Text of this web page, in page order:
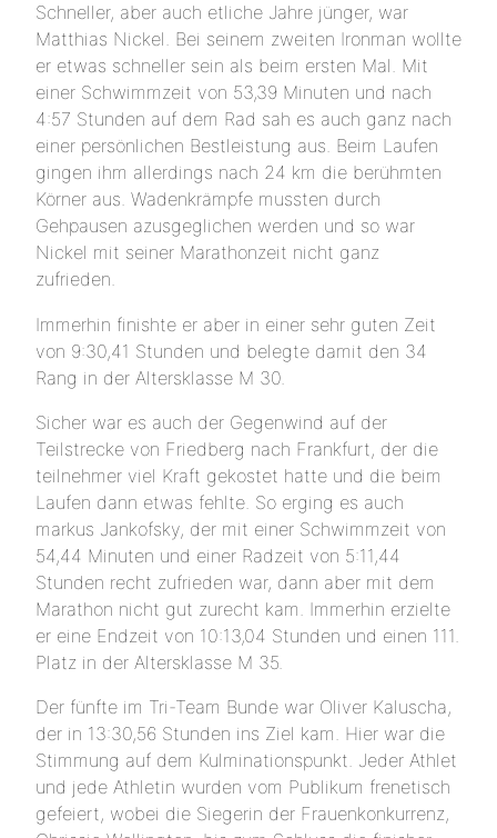
Schneller, aber auch etliche Jahre jünger, war
Matthias Nickel. Bei seinem zweiten Ironman wollte
er etwas schneller sein als beim ersten Mal. Mit
einer Schwimmzeit von 53,39 Minuten und nach
4:57 Stunden auf dem Rad sah es auch ganz nach
einer persönlichen Bestleistung aus. Beim Laufen
gingen ihm allerdings nach 24 km die berühmten
Körner aus. Wadenkrämpfe mussten durch
Gehpausen azusgeglichen werden und so war
Nickel mit seiner Marathonzeit nicht ganz
zufrieden.
Immerhin finishte er aber in einer sehr guten Zeit
von 9:30,41 Stunden und belegte damit den 34
Rang in der Altersklasse M 30.
Sicher war es auch der Gegenwind auf der
Teilstrecke von Friedberg nach Frankfurt, der die
teilnehmer viel Kraft gekostet hatte und die beim
Laufen dann etwas fehlte. So erging es auch
markus Jankofsky, der mit einer Schwimmzeit von
54,44 Minuten und einer Radzeit von 5:11,44
Stunden recht zufrieden war, dann aber mit dem
Marathon nicht gut zurecht kam. Immerhin erzielte
er eine Endzeit von 10:13,04 Stunden und einen 111.
Platz in der Altersklasse M 35.
Der fünfte im Tri-Team Bunde war Oliver Kaluscha,
der in 13:30,56 Stunden ins Ziel kam. Hier war die
Stimmung auf dem Kulminationspunkt. Jeder Athlet
und jede Athletin wurden vom Publikum frenetisch
gefeiert, wobei die Siegerin der Frauenkonkurrenz,